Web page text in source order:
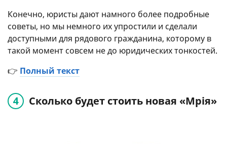
Конечно, юристы дают намного более подробные
советы, но мы немного их упростили и сделали
доступными для рядового гражданина, которому в
такой момент совсем не до юридических тонкостей.
👉 Полный текст
Сколько будет стоить новая «Мрія»